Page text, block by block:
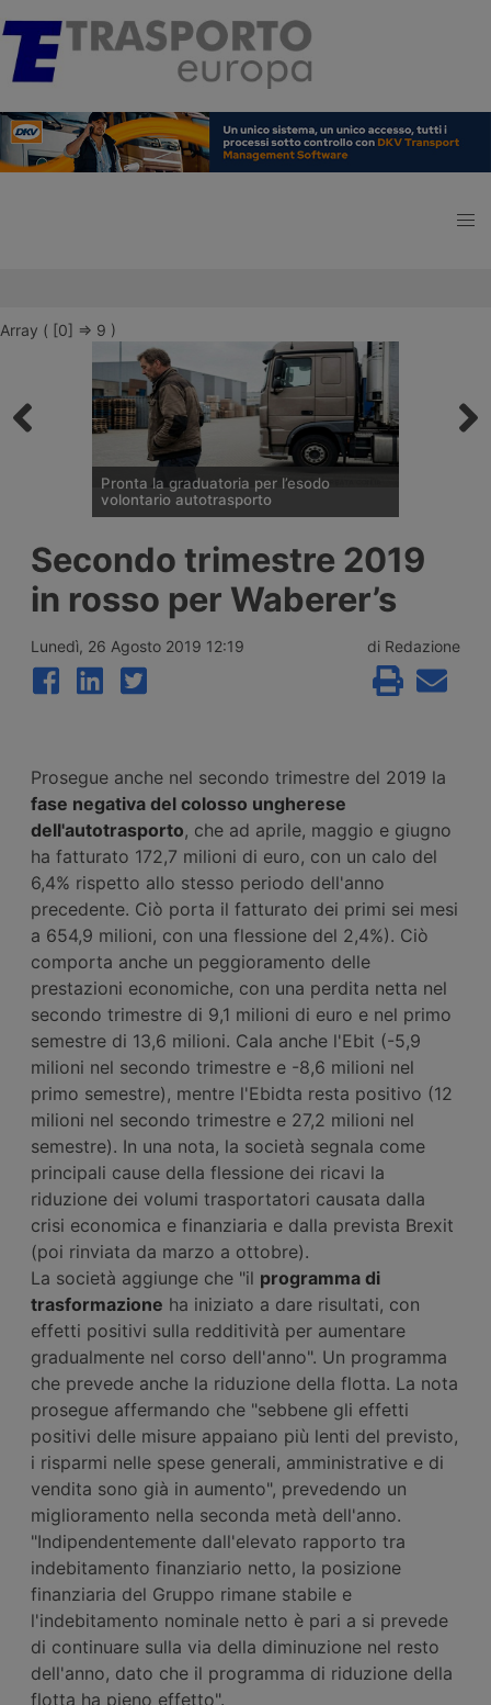
Array ( [0] => 9 )
Pronta la graduatoria per l’esodo
volontario autotrasporto
degli Autotrasportatori ha pubblicato
l’elenco delle 133 imprese monoveicolari
ammesse agli incentivi da 15mila euro per
l’uscita volontaria dal mercato, nell’ambito
per il 2026.
Secondo trimestre 2019
in rosso per Waberer’s
Lunedì, 26 Agosto 2019 12:19 di Redazione
Prosegue anche nel secondo trimestre del 2019 la
fase negativa del colosso ungherese
dell'autotrasporto, che ad aprile, maggio e giugno
ha fatturato 172,7 milioni di euro, con un calo del
6,4% rispetto allo stesso periodo dell'anno
precedente. Ciò porta il fatturato dei primi sei mesi
a 654,9 milioni, con una flessione del 2,4%). Ciò
comporta anche un peggioramento delle
prestazioni economiche, con una perdita netta nel
secondo trimestre di 9,1 milioni di euro e nel primo
semestre di 13,6 milioni. Cala anche l'Ebit (-5,9
milioni nel secondo trimestre e -8,6 milioni nel
primo semestre), mentre l'Ebidta resta positivo (12
milioni nel secondo trimestre e 27,2 milioni nel
semestre). In una nota, la società segnala come
principali cause della flessione dei ricavi la
riduzione dei volumi trasportatori causata dalla
crisi economica e finanziaria e dalla prevista Brexit
(poi rinviata da marzo a ottobre).
La società aggiunge che "il programma di
trasformazione ha iniziato a dare risultati, con
effetti positivi sulla redditività per aumentare
gradualmente nel corso dell'anno". Un programma
che prevede anche la riduzione della flotta. La nota
prosegue affermando che "sebbene gli effetti
positivi delle misure appaiano più lenti del previsto,
i risparmi nelle spese generali, amministrative e di
vendita sono già in aumento", prevedendo un
miglioramento nella seconda metà dell'anno.
"Indipendentemente dall'elevato rapporto tra
indebitamento finanziario netto, la posizione
finanziaria del Gruppo rimane stabile e
l'indebitamento nominale netto è pari a si prevede
di continuare sulla via della diminuzione nel resto
dell'anno, dato che il programma di riduzione della
flotta ha pieno effetto".